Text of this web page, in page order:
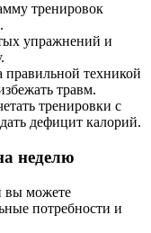
тренировок
упражнений и
правильной техникой
травм.
тренировки с
дефицит калорий.
неделю
вы можете
потребности и